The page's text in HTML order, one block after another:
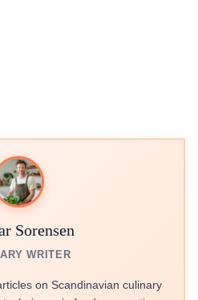
Sorensen
WRITER
on Scandinavian culinary